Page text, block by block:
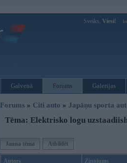
Sveiks, Viesi!
Galvenā Forums Galerijas
Forums » Citi auto » Japāņu sporta
Tēma: Elektrisko logu
Jauna tēma Atbildēt
Autors Ziņojums